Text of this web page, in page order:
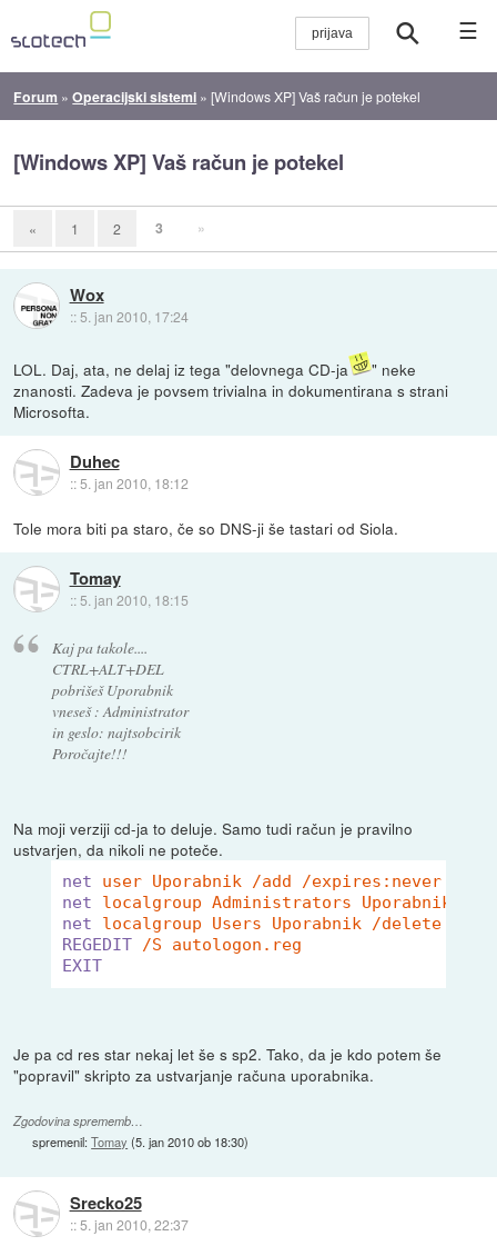
☰
Forum »Operacijski sistemi »[Windows XP] Vaš račun je potekel
[Windows XP] Vaš račun je potekel
« 1 2 3 »
Wox
:: 5. jan 2010, 17:24
LOL. Daj, ata, ne delaj iz tega "delovnega CD-ja
" neke
znanosti. Zadeva je povsem trivialna in dokumentirana s strani
Microsofta.
Duhec
::5. jan 2010, 18:12
Tole mora biti pa staro, če so DNS-ji še tastari od Siola.
Tomay
:: 5. jan 2010, 18:15
Kaj pa takole....
CTRL+ALT+DEL
pobrišeš Uporabnik
vneseš : Administrator
in geslo: najtsobcirik
Poročajte!!!
Na moji verziji cd-ja to deluje. Samo tudi račun je pravilno
ustvarjen, da nikoli ne poteče.
net
user Uporabnik /add /expires:never
net
localgroup Administrators Uporabnik /
net
localgroup Users Uporabnik /delete
REGEDIT /S autologon.reg
EXIT
Je pa cd res star nekaj let še s sp2. Tako, da je kdo potem še
"popravil" skripto za ustvarjanje računa uporabnika.
Zgodovina sprememb…
spremenil:Tomay (5. jan 2010 ob 18:30)
Srecko25
::5. jan 2010, 22:37